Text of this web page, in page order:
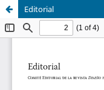
Editorial